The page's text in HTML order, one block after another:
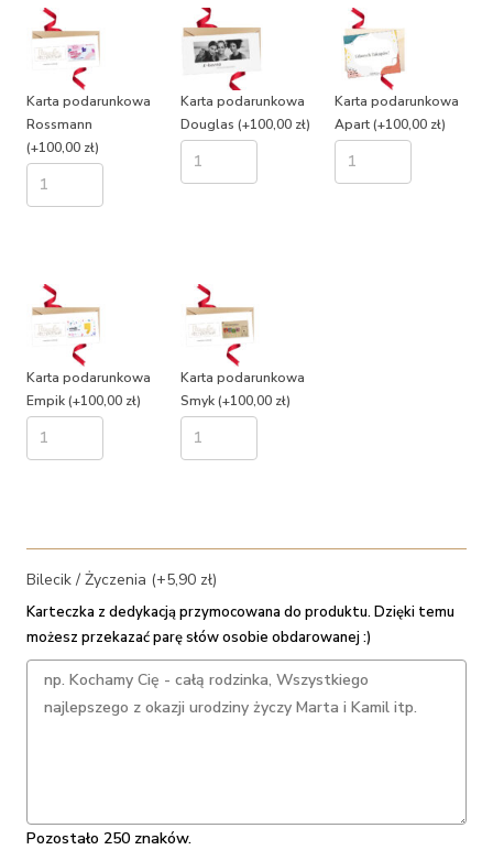
Karta podarunkowa
Rossmann
(+100,00 zł)
Karta podarunkowa
Douglas (+100,00 zł)
Karta podarunkowa
Apart(+100,00 zł)
Karta podarunkowa
Empik(+100,00 zł)
Karta podarunkowa
Smyk(+100,00 zł)
Bilecik / Życzenia (+5,90 zł)
Karteczka z dedykacją przymocowana do produktu. Dzięki temu
możesz przekazać parę słów osobie obdarowanej :)
Pozostało 250 znaków.